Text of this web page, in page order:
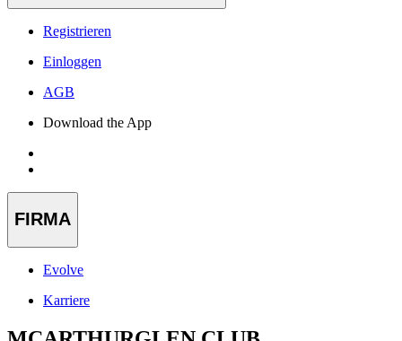
Registrieren
Einloggen
AGB
Download the App
FIRMA
Evolve
Karriere